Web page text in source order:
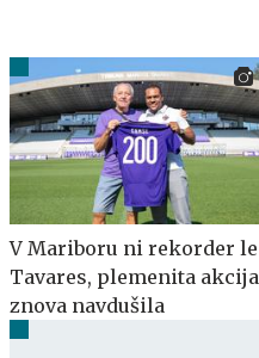
V Mariboru ni rekorder le
Tavares, plemenita akcija
znova navdušila